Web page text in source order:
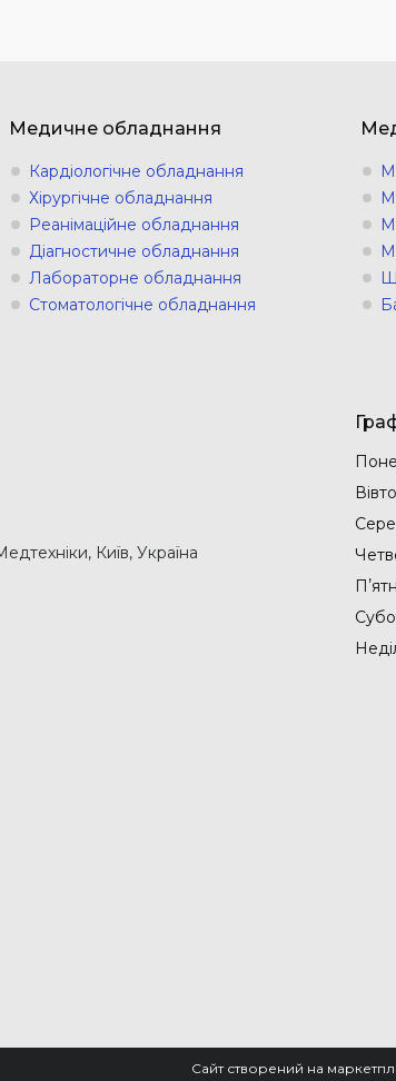
Медичне обладнання
Кардіологічне обладнання
Хірургічне обладнання
Реанімаційне обладнання
Діагностичне обладнання
Лабораторне обладнання
Стоматологічне обладнання
Київ, Україна
Сайт створений на